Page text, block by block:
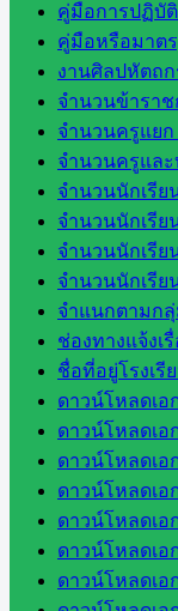
คู่มือการปฏิบั
คู่มือหรือมาต
งานศิลปหัตถก
จำนวนข้ารา
จำนวนครูแยก
จำนวนครูและ
จำนวนนักเรีย
จำนวนนักเรีย
จำนวนนักเรีย
จำนวนนักเรีย
จำแนกตามกลุ่
ช่องทางแจ้งเ
ชื่อที่อยู่โรงเรี
ดาวน์โหลดเ
ดาวน์โหลดเ
ดาวน์โหลดเ
ดาวน์โหลดเอ
ดาวน์โหลดเ
ดาวน์โหลดเ
ดาวน์โหลดเอ
กรรมการ
การ
อาชีวศึกษา
สำนักงาน
คณะ
กรรมการ
การศึกษา
ขั้นพื้น
ฐาน
รายชื่อ
มหาวิทยาลัย
ใน
ประเทศไทย
เว็บไซต์
สำนักต่าง
ๆ ใน
สพฐ.
เว็บไซต์
สพม. ใน
สังกัด